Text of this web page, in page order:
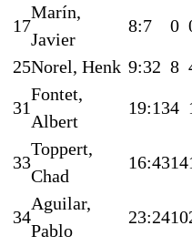
17
Marín,
Javier
8:7 0
25Norel, Henk 9:32 8
31
Fontet,
Albert
19:134
33
Toppert,
Chad
16:4314
34
Aguilar,
Pablo
23:2410